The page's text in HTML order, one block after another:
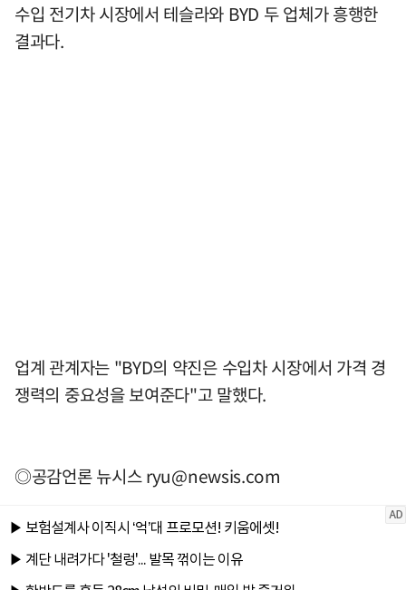
수입 전기차 시장에서 테슬라와 BYD 두 업체가 흥행한
결과다.
업계 관계자는 "BYD의 약진은 수입차 시장에서 가격 경
쟁력의 중요성을 보여준다"고 말했다.
◎공감언론 뉴시스ryu@newsis.com